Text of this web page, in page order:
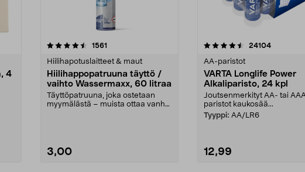
4
1561
Hiilihapotuslaitteet & maut
Hiilihappopatruuna täyttö /
vaihto Wassermaxx, 60 litraa
Täyttöpatruuna, joka ostetaan
myymälästä – muista ottaa vanha
3,00
4.5viidestä
24104arvostelut
AA-paristot
VARTA Longlife Power
Alkaliparisto, 24 kpl
Joutsenmerkityt AA- tai
paristot kaukosää...
Tyyppi: AA/LR6
12,99
4.5viidestä